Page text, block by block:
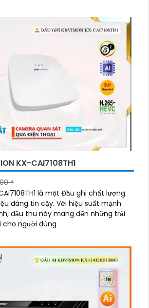
KX-CAI7108TH1
₫
là một Đầu ghi chất lượng
cậy. Với hiệu suất mạnh
đầu thu này mang đến những trải
người dùng